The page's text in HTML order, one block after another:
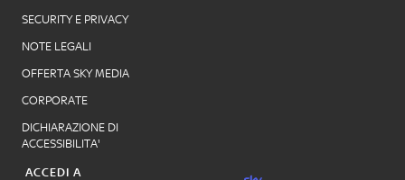
SECURITY E PRIVACY
NOTE LEGALI
OFFERTA SKY MEDIA
CORPORATE
DICHIARAZIONE DI
ACCESSIBILITA'
ACCEDI A